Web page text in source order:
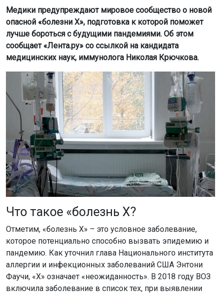
Медики предупреждают мировое сообщество о новой
опасной «болезни X», подготовка к которой поможет
лучше бороться с будущими пандемиями. Об этом
сообщает «Лента.ру» со ссылкой на кандидата
медицинских наук, иммунолога Николая Крючкова.
Что такое «болезнь X?
Отметим, «болезнь X» – это условное заболевание,
которое потенциально способно вызвать эпидемию и
пандемию. Как уточнил глава Национального института
аллергии и инфекционных заболеваний США Энтони
Фаучи, «Х» означает «неожиданность». В 2018 году ВОЗ
включила заболевание в список тех, при выявлении